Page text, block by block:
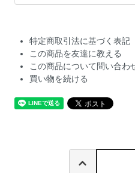
特定商取引法に基づく表記
この商品を友達に教える
この商品について問い合わ
買い物を続ける